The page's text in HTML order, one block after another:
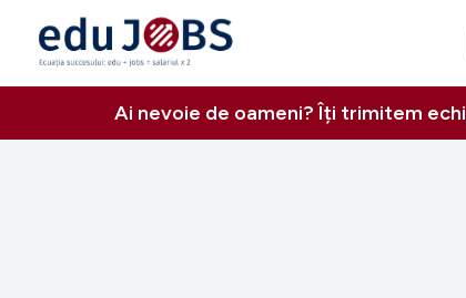
Ai nevoie de oameni? Îți trimitem